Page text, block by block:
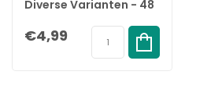
Diverse Varianten - 48
Puzzelstukjes - 1 Stuk -
4+ Jaar
€4,99